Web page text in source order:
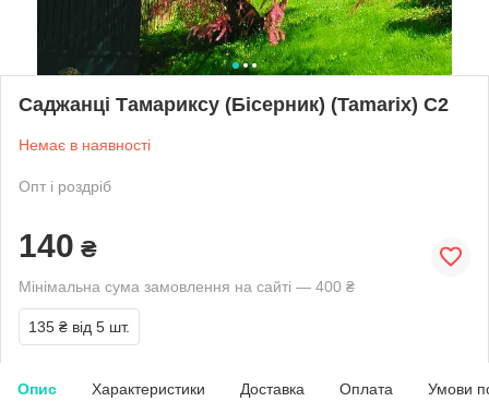
Саджанці Тамариксу (Бісерник) (Tamarix) С2
Немає в наявності
Опт і роздріб
140 ₴
Мінімальна сума замовлення на сайті — 400 ₴
135 ₴ від 5 шт.
Опис Характеристики Доставка Оплата Умови